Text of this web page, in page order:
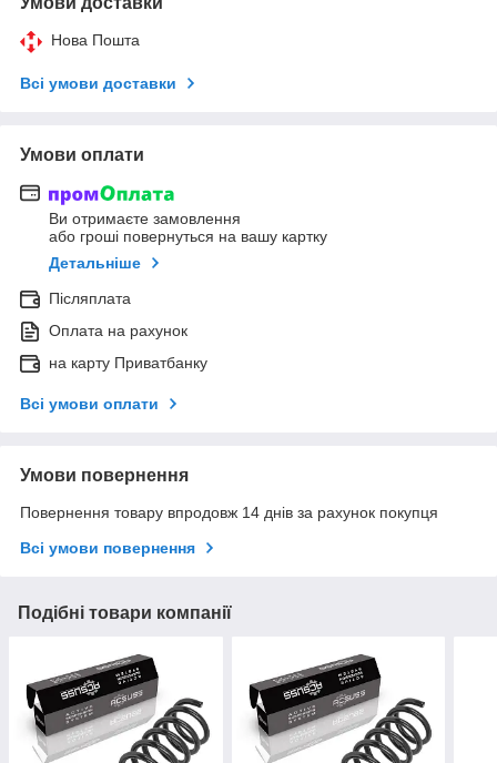
Нова Пошта
Всі умови доставки
Умови оплати
Ви отримаєте замовлення
або гроші повернуться на вашу картку
Детальніше
Післяплата
Оплата на рахунок
на карту Приватбанку
Всі умови оплати
Умови повернення
Повернення товару впродовж 14 днів за рахунок покупця
Всі умови повернення
Подібні товари компанії